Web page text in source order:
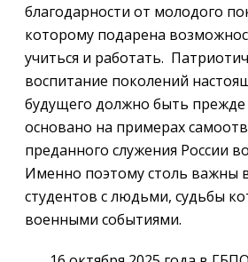
благодарности от молодого
которому подарена
учиться и работать.
воспитание поколений
будущего должно быть прежде
основано на примерах
преданного служения России
Именно поэтому столь важны
студентов с людьми, судьбы
военными событиями.